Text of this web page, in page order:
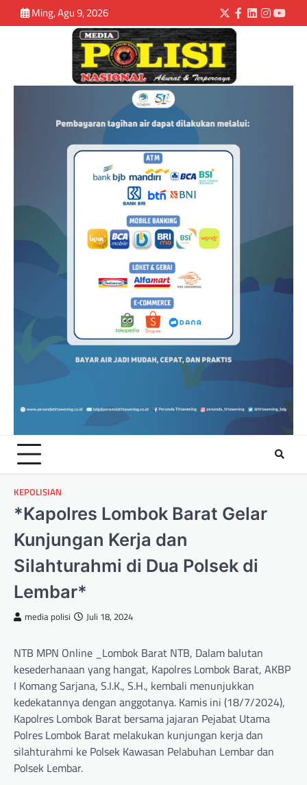
Ming, Agu 9, 2026
KEPOLISIAN
*Kapolres Lombok Barat Gelar
Kunjungan Kerja dan
Silahturahmi di Dua Polsek di
Lembar*
media polisi Juli 18, 2024
NTB MPN Online _Lombok Barat NTB, Dalam balutan
kesederhanaan yang hangat, Kapolres Lombok Barat, AKBP
I Komang Sarjana, S.I.K., S.H., kembali menunjukkan
kedekatannya dengan anggotanya. Kamis ini (18/7/2024),
Kapolres Lombok Barat bersama jajaran Pejabat Utama
Polres Lombok Barat melakukan kunjungan kerja dan
silahturahmi ke Polsek Kawasan Pelabuhan Lembar dan
Polsek Lembar.